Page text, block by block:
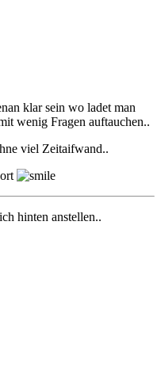
klar sein wo ladet man
wenig Fragen auftauchen..
viel Zeitaifwand..
hinten anstellen..